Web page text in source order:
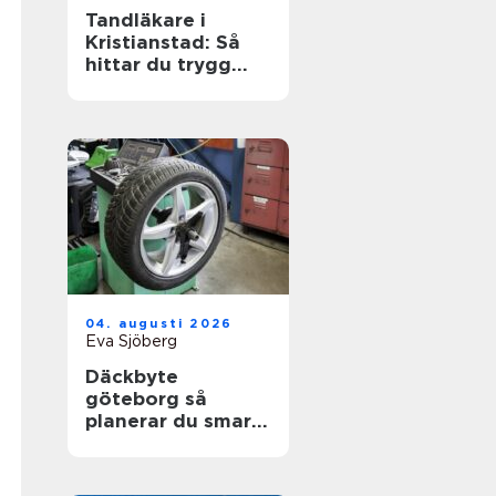
Tandläkare i
Kristianstad: Så
hittar du trygg
04. augusti 2026
Eva Sjöberg
Däckbyte
göteborg så
planerar du smart